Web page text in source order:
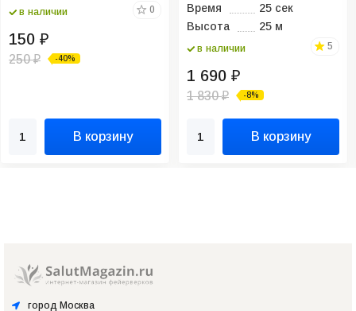
в наличии 0
150 ₽
250₽ -40%
В корзину
Время
25 сек
Высота
25 м
в наличии 5
1 690 ₽
1 830₽ -8%
В корзину
город Москва